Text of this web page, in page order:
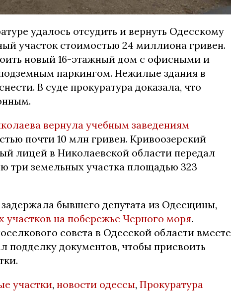
удалось отсудить и вернуть Одесскому
участок стоимостью 24 миллиона гривен.
новый 16-этажный дом с офисными и
паркингом. Нежилые здания в
В суде прокуратура доказала, что
вернула учебным заведениям
почти 10 млн гривен. Кривоозерский
лицей в Николаевской области передал
три земельных участка площадью 323
бывшего депутата из Одесщины,
участков на побережье Черного моря.
совета в Одесской области вместе
подделку документов, чтобы присвоить
участки, новости одессы, Прокуратура